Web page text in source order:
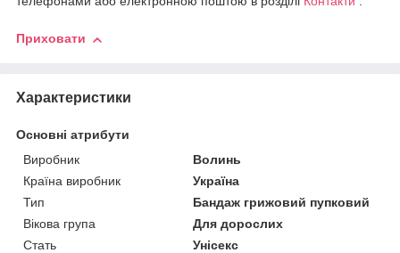
Приховати
Характеристики
Основні атрибути
Виробник
Волинь
Країна виробник
Україна
Тип
Бандаж грижовий пупковий
Вікова група
Для дорослих
Стать
Унісекс